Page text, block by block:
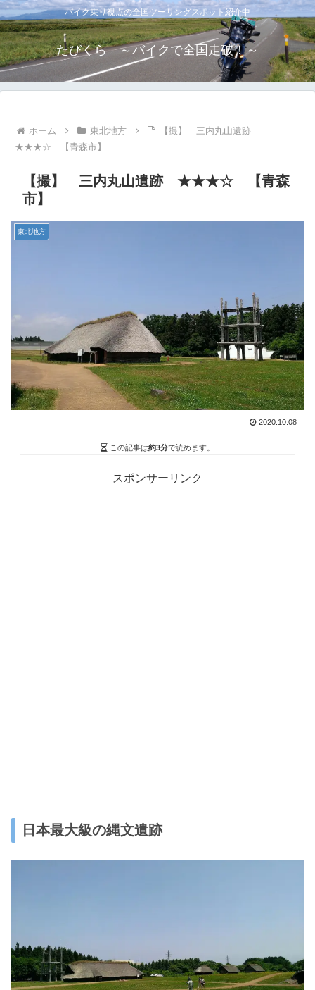
バイク乗り視点の全国ツーリングスポット紹介中
たびくら ～バイクで全国走破！～
ホーム 東北地方
【撮】 三内丸山遺跡
★★★☆ 【青森市】
【撮】 三内丸山遺跡 ★★★☆ 【青森
市】
東北地方
2020.10.08
この記事は約3分で読めます。
スポンサーリンク
日本最大級の縄文遺跡